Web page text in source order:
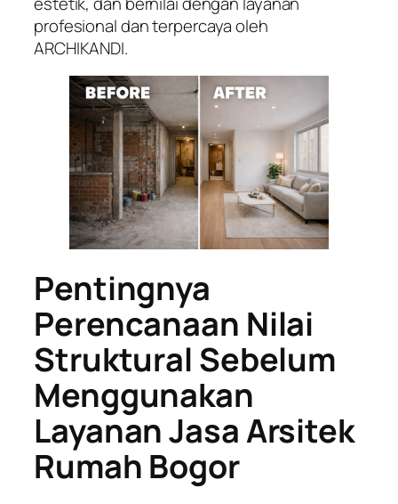
profesional dan terpercaya oleh
ARCHIKANDI.
Pentingnya
Perencanaan Nilai
Struktural Sebelum
Menggunakan
Layanan Jasa Arsitek
Rumah Bogor